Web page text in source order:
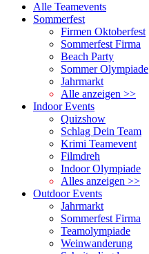
Alle Teamevents
Sommerfest
Firmen Oktoberfest
Sommerfest Firma
Beach Party
Sommer Olympiade
Jahrmarkt
Alle anzeigen >>
Indoor Events
Quizshow
Schlag Dein Team
Krimi Teamevent
Filmdreh
Indoor Olympiade
Alles anzeigen >>
Outdoor Events
Jahrmarkt
Sommerfest Firma
Teamolympiade
Weinwanderung